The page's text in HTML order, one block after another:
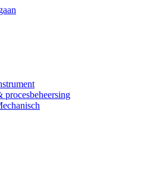
procesbeheersing